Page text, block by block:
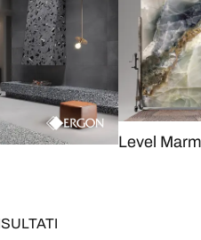
Level